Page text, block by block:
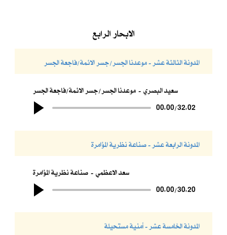
الابحار الرابع
المدونة الثالثة عشر - موعدنا الجسر/جسر الائمة/فاجعة الجسر
موعدنا الجسر/جسر الائمة/فاجعة الجسر سعيد البصري
00:00/32:02
المدونة الرابعة عشر - صناعة نظرية المؤامرة
صناعة نظرية المؤامرة سعد الاعظمي
00:00/30:20
المدونة الخامسة عشر - أمنية مستحيلة